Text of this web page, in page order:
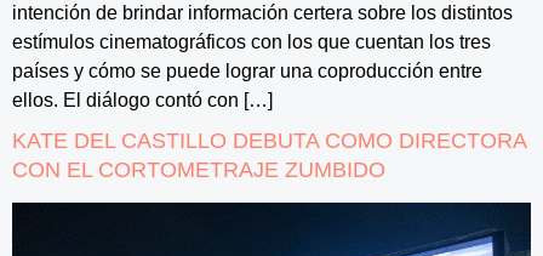
intención de brindar información certera sobre los distintos
estímulos cinematográficos con los que cuentan los tres
países y cómo se puede lograr una coproducción entre
ellos. El diálogo contó con […]
KATE DEL CASTILLO DEBUTA COMO DIRECTORA
CON EL CORTOMETRAJE ZUMBIDO